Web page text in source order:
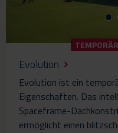
Evolution
Evolution ist ein
Eigenschaften. Das
Spaceframe-
ermöglicht einen